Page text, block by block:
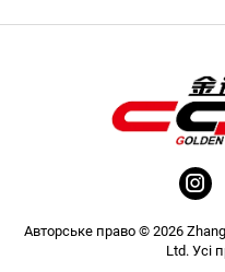
Авторське право © 2026
Ltd. Усі